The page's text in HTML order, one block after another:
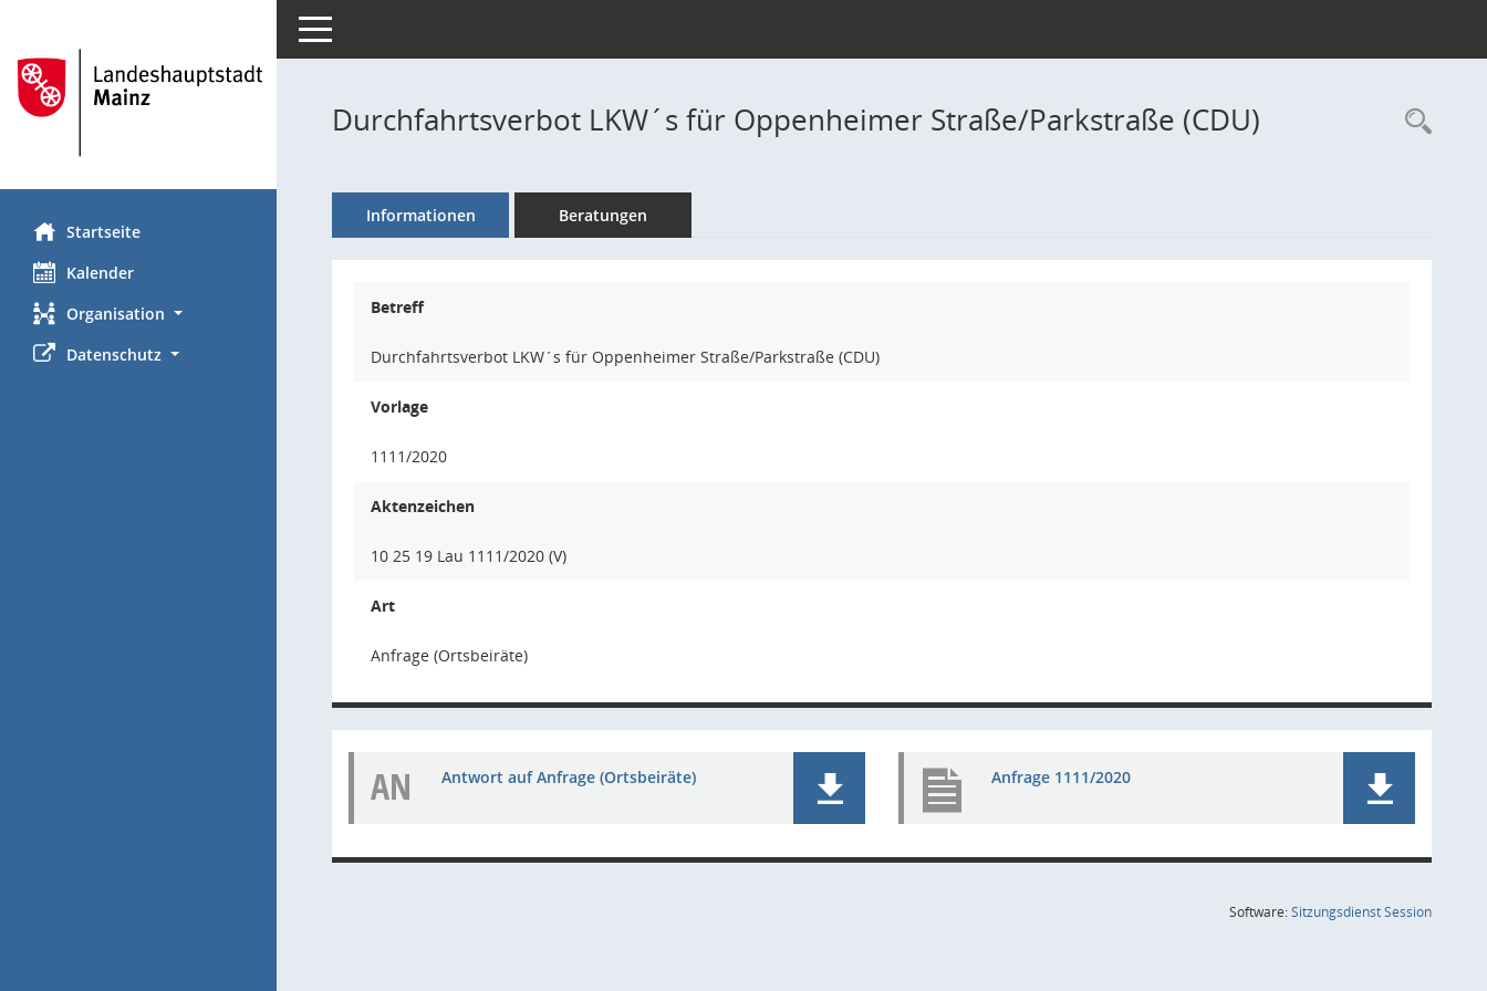
Startseite
Kalender
Organisation
Datenschutz
Toggle navigation
Durchfahrtsverbot LKW´s für Oppenheimer Straße/Parkstraße (CDU)
Informationen Beratungen
Betreff
Durchfahrtsverbot LKW´s für Oppenheimer Straße/Parkstraße (CDU)
Vorlage
1111/2020
Aktenzeichen
10 25 19 Lau 1111/2020 (V)
Art
Anfrage (Ortsbeiräte)
AN Antwort auf Anfrage (Ortsbeiräte) Anfrage 1111/2020
Software:SitzungsdienstSession(Wird in